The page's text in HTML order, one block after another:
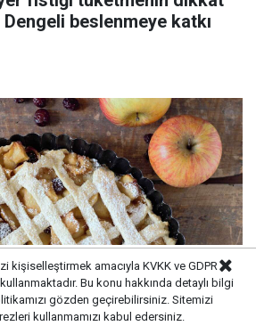
beslenmeye katkı
kişiselleştirmek amacıyla KVKK ve GDPR
Bu konu hakkında detaylı bilgi
gözden geçirebilirsiniz. Sitemizi
kullanmamızı kabul edersiniz.